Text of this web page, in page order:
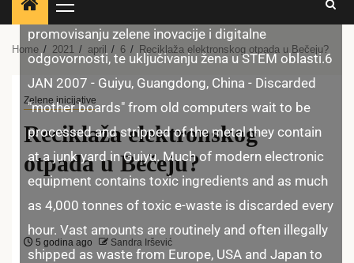
Primary
Menu
Home 2021 april 6 Reciklaža elektronskog otpada u Bečeju?
Zelene inicijative
Reciklaža elektronskog
otpada u Bečeju?
5 godina ago Sandra Iršević
ekofeminizma u smanjenju elektronskog otpada,
promovisanju zelene inovacije i digitalne
odgovornosti, te uključivanju žena u STEM oblasti.6
JAN 2007 - Guiyu, Guangdong, China - Discarded
"mother boards" from old computers wait to be
processed and stripped of the metal they contain
at a junk yard in Guiyu. Much of modern electronic
equipment contains toxic ingredients and as much
as 4,000 tonnes of toxic e-waste is discarded every
hour. Vast amounts are routinely and often illegally
shipped as waste from Europe, USA and Japan to